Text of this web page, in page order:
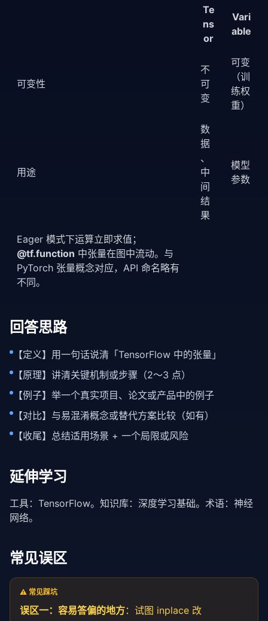
Te
ns
or
Vari
able
可变性
不
可
变
可变
（训
练权
重）
用途
数
据
、
中
间
结
果
模型
参数
Eager 模式下运算立即求值；
@tf.function 中张量在图中流动。与
PyTorch 张量概念对应，API 命名略有
不同。
回答思路
【定义】用一句话说清「TensorFlow 中的张量」
【原理】讲清关键机制或步骤（2～3 点）
【例子】举一个真实项目、论文或产品中的例子
【对比】与易混淆概念或替代方案比较（如有）
【收尾】总结适用场景 + 一个局限或风险
延伸学习
工具： TensorFlow。知识库： 深度学习基础。术语： 神经
网络。
常见误区
⚠️ 常见踩坑
误区一：容易答偏的地方：试图 inplace 改